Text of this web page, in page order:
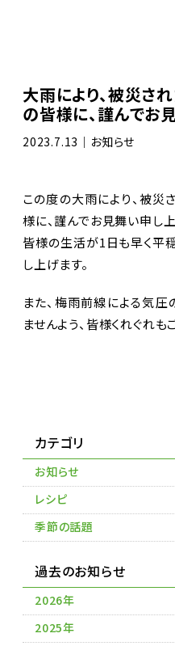
大雨により、被災さ
の皆様に、謹んでお
2023.7.13｜お知らせ
この度の大雨により、被災
様に、謹んでお見舞い申し上
皆様の生活が1日も早く平
し上げます。
また、梅雨前線による気
ませんよう、皆様くれぐれも
カテゴリ
お知らせ
レシピ
季節の話題
過去のお知らせ
2026年
2025年